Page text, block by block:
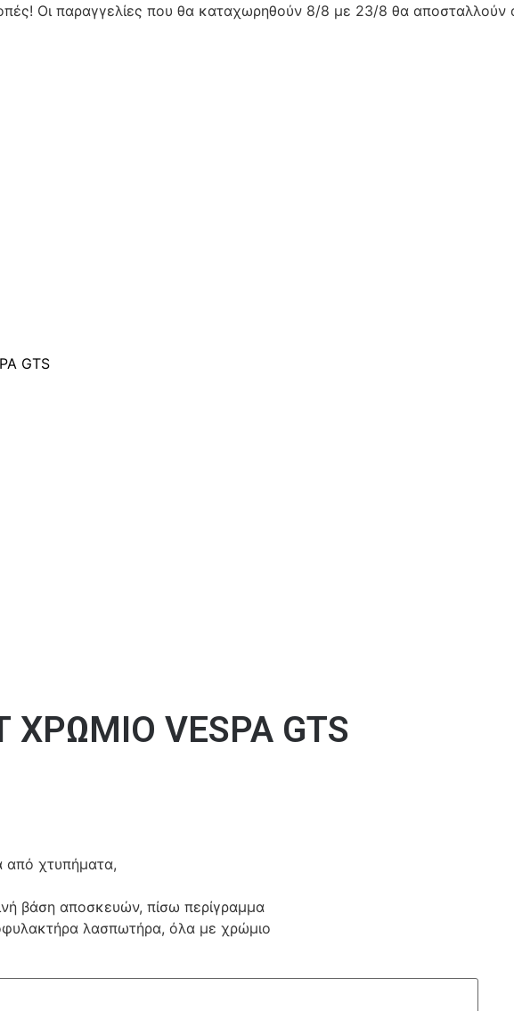
Οι παραγγελίες που θα καταχωρηθούν 8/8 με 23/8 θα αποσταλλούν
GTS
VESPA GTS
από χτυπήματα,
βάση αποσκευών, πίσω περίγραμμα
λασπωτήρα, όλα με χρώμιο